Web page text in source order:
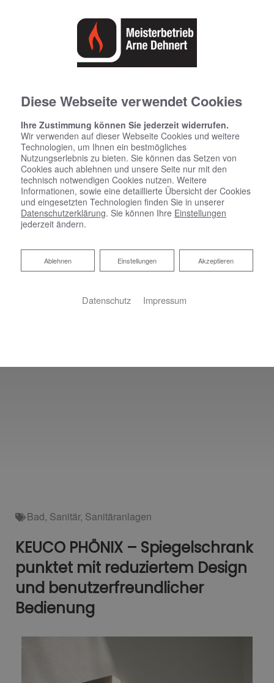
Bad, Sanitär, Sanitäranlagen
KEUCO PHÖNIX – Spiegelschrank
punktet mit reduziertem Design
und benutzerfreundlicher
Bedienung
Diese Webseite verwendet Cookies
Ihre Zustimmung können Sie jederzeit widerrufen.
Wir verwenden auf dieser Webseite Cookies und weitere
Technologien, um Ihnen ein bestmögliches
Nutzungserlebnis zu bieten. Sie können das Setzen von
Cookies auch ablehnen und unsere Seite nur mit den
technisch notwendigen Cookies nutzen. Weitere
Informationen, sowie eine detaillierte Übersicht der Cookies
und eingesetzten Technologien finden Sie in unserer
Datenschutzerklärung. Sie können Ihre Einstellungen
jederzeit ändern.
Akzeptieren
Einstellungen
Ablehnen
Ablehnen
Datenschutz Impressum